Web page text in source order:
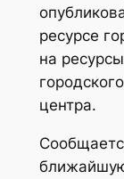
ресурсе
на
центра.